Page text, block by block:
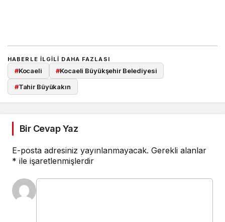
HABERLE ILGILI DAHA FAZLASI
#Kocaeli #Kocaeli Büyükşehir Belediyesi
#Tahir Büyükakın
Bir Cevap Yaz
E-posta adresiniz yayınlanmayacak. Gerekli alanlar
* ile işaretlenmişlerdir